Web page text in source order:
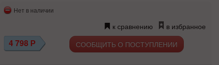
Нет в наличии
к сравнению в избранное
4 798 Р СООБЩИТЬ О ПОСТУПЛЕНИИ